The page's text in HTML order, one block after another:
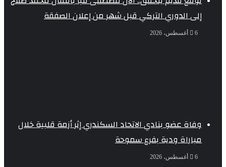
إلى الدوري التركي قبل شهر من إعلان الصفقة
6 أغسطس، 2026
وفاة عضو بنادي الاتحاد السكندري إثر أزمة قلبية خلال
مباراة ودية بفرع سموحة
6 أغسطس، 2026